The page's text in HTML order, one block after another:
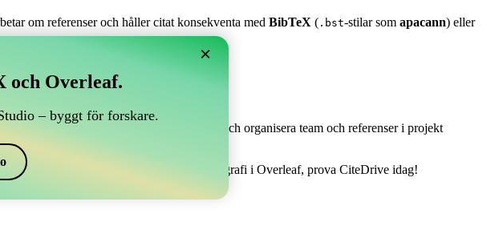
om referenser och håller citat konsekventa med BibTeX ( .bst-stilar som apacann) eller
till Overleaf?
vara perfekt! Det låter dig samla och organisera team och referenser i projekt
efter ett enkelt sätt att hantera din bibliografi i Overleaf, prova CiteDrive idag!
×
och Overleaf.
– byggt för forskare.